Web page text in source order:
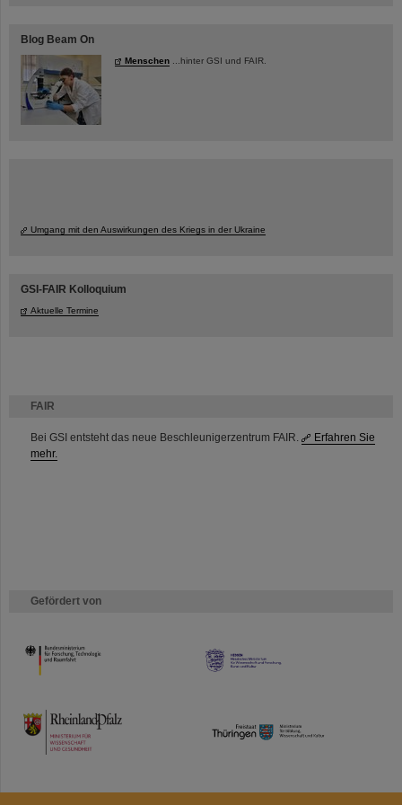
FAIR
Bei GSI entsteht das neue Beschleunigerzentrum FAIR.
Erfahren Sie
mehr.
Gefördert von
HMWK
TMWWDG
Blog Beam On
Menschen ...hinter GSI und FAIR.
Umgang mit den Auswirkungen des Kriegs in der Ukraine
GSI-FAIR Kolloquium
Aktuelle Termine